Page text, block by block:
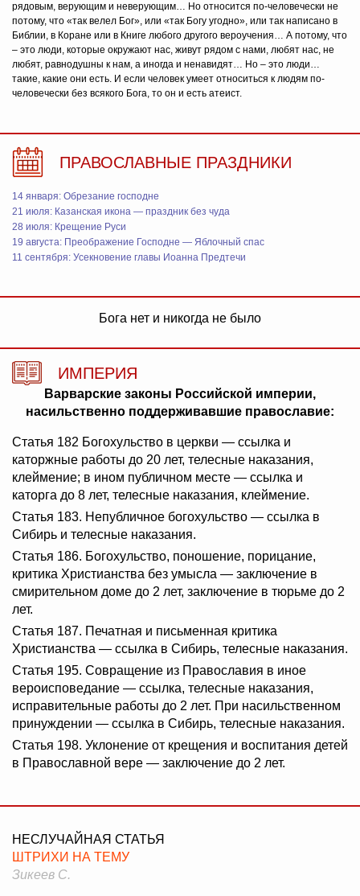
рядовым, верующим и неверующим… Но относится по-человечески не
потому, что «так велел Бог», или «так Богу угодно», или так написано в
Библии, в Коране или в Книге любого другого вероучения… А потому, что
– это люди, которые окружают нас, живут рядом с нами, любят нас, не
любят, равнодушны к нам, а иногда и ненавидят… Но – это люди…
такие, какие они есть. И если человек умеет относиться к людям по-
человечески без всякого Бога, то он и есть атеист.
ПРАВОСЛАВНЫЕ ПРАЗДНИКИ
14 января: Обрезание господне
21 июля: Казанская икона — праздник без чуда
28 июля: Крещение Руси
19 августа: Преображение Господне — Яблочный спас
11 сентября: Усекновение главы Иоанна Предтечи
Бога нет и никогда не было
ИМПЕРИЯ
Варварские законы Российской империи,
насильственно поддерживавшие православие:
Статья 182 Богохульство в церкви — ссылка и
каторжные работы до 20 лет, телесные наказания,
клеймение; в ином публичном месте — ссылка и
каторга до 8 лет, телесные наказания, клеймение.
Статья 183. Непубличное богохульство — ссылка в
Сибирь и телесные наказания.
Статья 186. Богохульство, поношение, порицание,
критика Христианства без умысла — заключение в
смирительном доме до 2 лет, заключение в тюрьме до 2
лет.
Статья 187. Печатная и письменная критика
Христианства — ссылка в Сибирь, телесные наказания.
Статья 195. Совращение из Православия в иное
вероисповедание — ссылка, телесные наказания,
исправительные работы до 2 лет. При насильственном
принуждении — ссылка в Сибирь, телесные наказания.
Статья 198. Уклонение от крещения и воспитания детей
в Православной вере — заключение до 2 лет.
НЕСЛУЧАЙНАЯ СТАТЬЯ
ШТРИХИ НА ТЕМУ
Зикеев С.